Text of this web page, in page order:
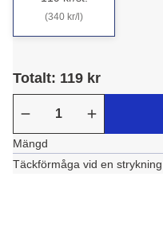
(340 kr/l)
Totalt: 119 kr
Mängd
Täckförmåga vid en strykning